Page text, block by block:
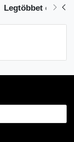
Legtöbbet eladott